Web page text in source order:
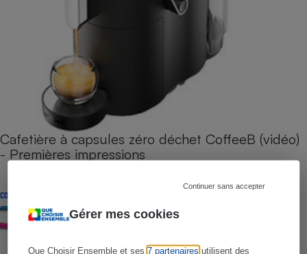
Gérer mes cookies
Que Choisir Ensemble et ses7 partenaires utilisent des
Continuer sans accepter
Cafetière à capsules zéro déchet CoffeeB (vidéo)
- Premières impressions
CONSEILS